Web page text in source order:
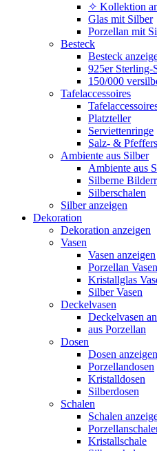
✧ Kollektion
Glas mit Silber
Porzellan mit
Besteck
Besteck
925er Sterling-
150/000
Tafelaccessoires
Platzteller
Serviettenringe
Salz- &
Ambiente aus Silber
Ambiente aus
Silberne
Silberschalen
Silber anzeigen
Dekoration
Dekoration anzeigen
Vasen
Vasen anzeigen
Porzellan Vasen
Kristallglas
Silber Vasen
Deckelvasen
Deckelvasen
aus Porzellan
Dosen
Dosen anzeigen
Porzellandosen
Kristalldosen
Silberdosen
Schalen
Schalen
Kristallschale